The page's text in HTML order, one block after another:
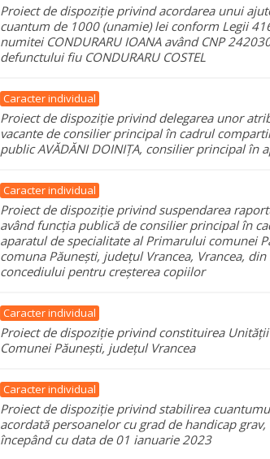
Proiect de dispoziție privind acordarea unui
cuantum de 1000 (unamie) lei conform Legii
numitei CONDURARU IOANA având CNP
defunctului fiu CONDURARU COSTEL
Caracter individual
Proiect de dispoziție privind delegarea unor
vacante de consilier principal în cadrul
public AVĂDĂNI DOINIȚA, consilier principal
Caracter individual
Proiect de dispoziție privind suspendarea
având funcția publică de consilier principal în
aparatul de specialitate al Primarului comunei
comuna Păunești, județul Vrancea, Vrancea,
concediului pentru creșterea copiilor
Caracter individual
Proiect de dispoziție privind constituirea
Comunei Păunești, județul Vrancea
Caracter individual
Proiect de dispoziție privind stabilirea
acordată persoanelor cu grad de handicap
începând cu data de 01 ianuarie 2023